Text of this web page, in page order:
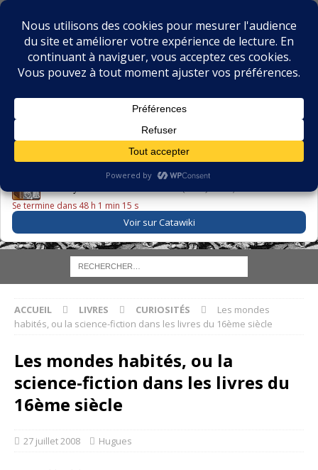
BIBLIOPHILIE.COM
LE BLOG DU BIBLIOPHILE, DES BIBLIOPHILES, DE LA
LE LIVRE DU JOUR
Se termine dans 48 h 1 min 14 s
Voir sur Catawiki
ACCUEIL LIVRES CURIOSITÉS
Les mondes
habités, ou la science-fiction dans les livres du 16ème siècle
Les mondes habités, ou la
science-fiction dans les livres du
16ème siècle
27 juillet 2008 Hugues